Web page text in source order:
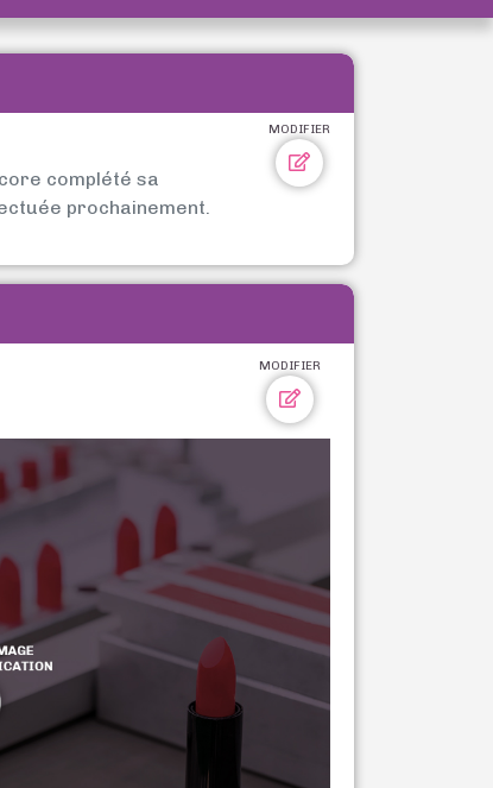
MODIFIER
complété sa
prochainement.
MODIFIER